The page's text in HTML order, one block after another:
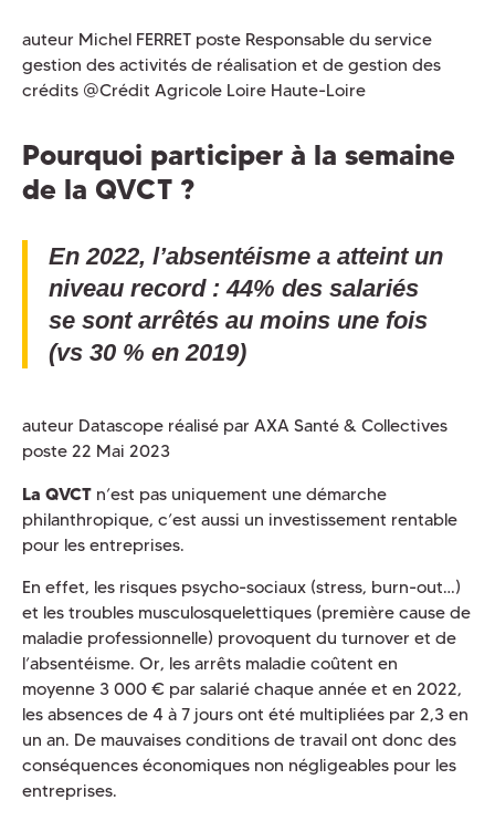
auteur Michel FERRET poste Responsable du service
gestion des activités de réalisation et de gestion des
crédits @Crédit Agricole Loire Haute-Loire
Pourquoi participer à la semaine
de la QVCT ?
En 2022, l’absentéisme a atteint un
niveau record : 44% des salariés
se sont arrêtés au moins une fois
(vs 30 % en 2019)
auteur Datascope réalisé par AXA Santé & Collectives
poste 22 Mai 2023
La QVCTn’est pas uniquement une démarche
philanthropique, c’est aussi un investissement rentable
pour les entreprises.
En effet, les risques psycho-sociaux (stress, burn-out…)
et les troubles musculosquelettiques (première cause de
maladie professionnelle) provoquent du turnover et de
l’absentéisme. Or, les arrêts maladie coûtent en
moyenne 3 000 € par salarié chaque année et en 2022,
les absences de 4 à 7 jours ont été multipliées par 2,3 en
un an. De mauvaises conditions de travail ont donc des
conséquences économiques non négligeables pour les
entreprises.